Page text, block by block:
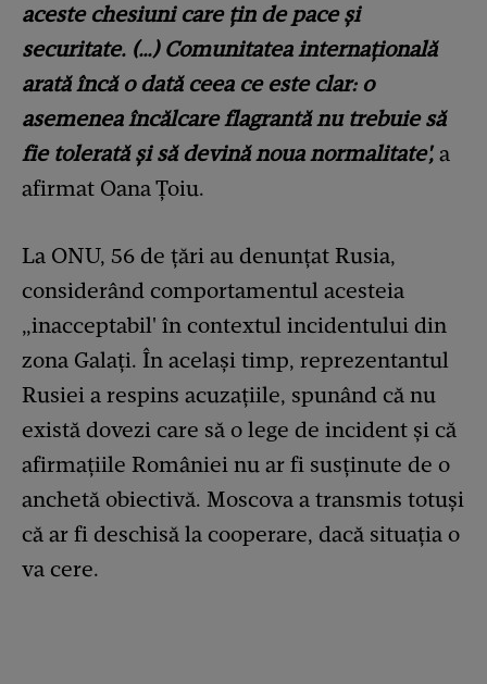
aceste chesiuni care ţin de pace şi
securitate. (…) Comunitatea internaţională
arată încă o dată ceea ce este clar: o
asemenea încălcare flagrantă nu trebuie să
fie tolerată şi să devină noua normalitate', a
afirmat Oana Ţoiu.
La ONU, 56 de țări au denunțat Rusia,
considerând comportamentul acesteia
„inacceptabil' în contextul incidentului din
zona Galați. În același timp, reprezentantul
Rusiei a respins acuzațiile, spunând că nu
există dovezi care să o lege de incident și că
afirmațiile României nu ar fi susținute de o
anchetă obiectivă. Moscova a transmis totuși
că ar fi deschisă la cooperare, dacă situația o
va cere.